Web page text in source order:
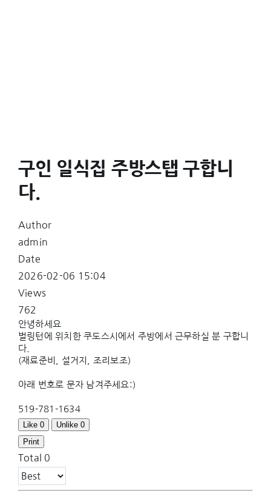
구인 일식집 주방스탭 구합니
다.
Author
admin
Date
2026-02-06 15:04
Views
762
안녕하세요
벌링턴에 위치한 쿠도스시에서 주방에서 근무하실 분 구합니
다.
(재료준비, 설거지, 조리보조)
아래 번호로 문자 남겨주세요:)
519-781-1634
Like 0 Unlike0
Print
Total 0